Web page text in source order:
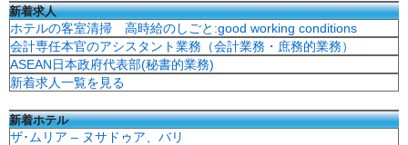
新着求人
ホテルの客室清掃 高時給のしごと:good working conditions
会計専任本官のアシスタント業務（会計業務・庶務的業務）
ASEAN日本政府代表部(秘書的業務)
新着求人一覧を見る
新着ホテル
ザ･ムリア – ヌサドゥア、バリ